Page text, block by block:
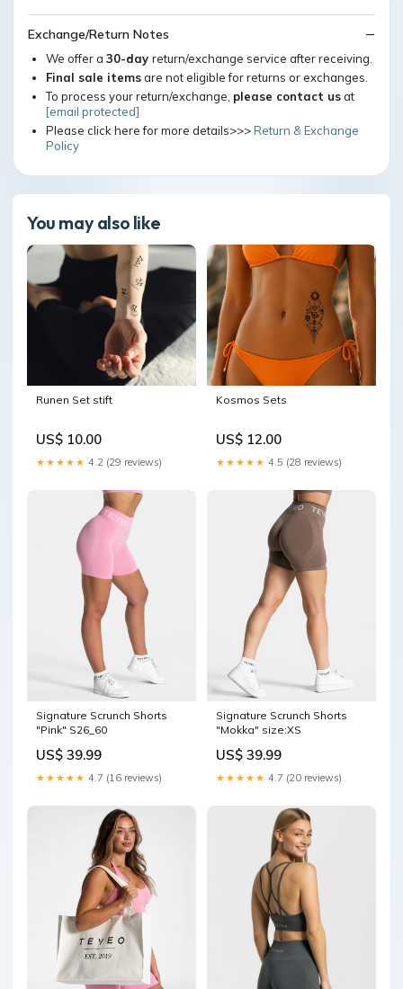
Exchange/Return Notes
We offer a 30-day return/exchange service after receiving.
Final sale itemsare not eligible for returns or exchanges.
To process your return/exchange, please contact usat
[email protected]
Please click here for more details>>>Return & Exchange
Policy
You may also like
Runen Set stift
US$ 10.00
★★★★★ 4.2 (29 reviews)
Kosmos Sets
US$ 12.00
★★★★★ 4.5 (28 reviews)
Signature Scrunch Shorts
"Pink" S26_60
US$ 39.99
★★★★★ 4.7 (16 reviews)
Signature Scrunch Shorts
"Mokka" size:XS
US$ 39.99
★★★★★ 4.7 (20 reviews)